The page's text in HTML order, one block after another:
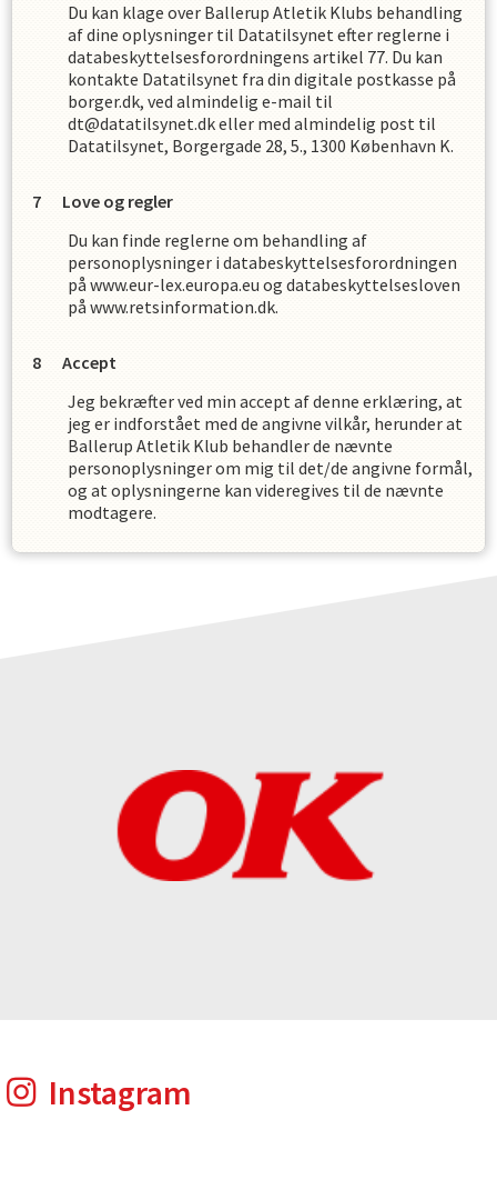
Du kan klage over Ballerup Atletik Klubs behandling
af dine oplysninger til Datatilsynet efter reglerne i
databeskyttelsesforordningens artikel 77. Du kan
kontakte Datatilsynet fra din digitale postkasse på
borger.dk, ved almindelig e-mail til
dt@datatilsynet.dk eller med almindelig post til
Datatilsynet, Borgergade 28, 5., 1300 København K.
Love og regler
Du kan finde reglerne om behandling af
personoplysninger i databeskyttelsesforordningen
på www.eur-lex.europa.eu og databeskyttelsesloven
på www.retsinformation.dk.
Accept
Jeg bekræfter ved min accept af denne erklæring, at
jeg er indforstået med de angivne vilkår, herunder at
Ballerup Atletik Klub behandler de nævnte
personoplysninger om mig til det/de angivne formål,
og at oplysningerne kan videregives til de nævnte
modtagere.
Instagram